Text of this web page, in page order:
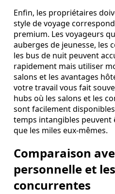
Enfin, les propriétaires
style de voyage
premium. Les voyageurs
auberges de jeunesse, les
les bus de nuit peuvent
rapidement mais utiliser
salons et les avantages
votre travail vous fait
hubs où les salons et les
sont facilement
temps intangibles
que les miles eux‑mêmes.
Comparaison
personnelle et
concurrentes